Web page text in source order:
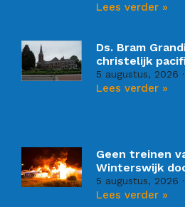
Lees verder »
Ds. Bram
christelijk
5 augustus, 2026
Lees verder »
Geen treinen
Winterswijk
5 augustus, 2026
Lees verder »